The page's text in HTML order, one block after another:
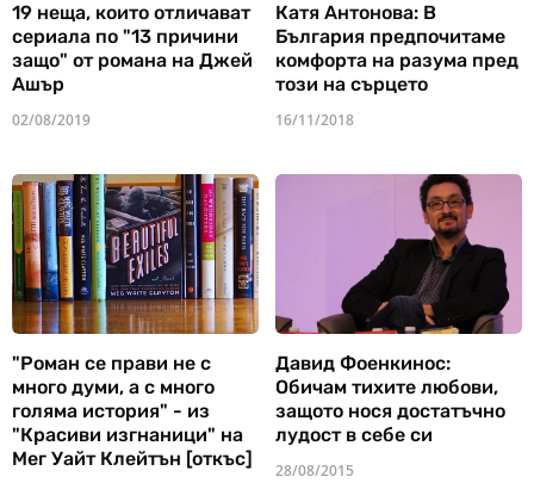
19 неща, които отличават
сериала по "13 причини
защо" от романа на Джей
Ашър
02/08/2019
Катя Антонова: В
България предпочитаме
комфорта на разума пред
този на сърцето
16/11/2018
"Роман се прави не с
много думи, а с много
голяма история" - из
"Красиви изгнаници" на
Мег Уайт Клейтън [откъс]
Давид Фоенкинос:
Обичам тихите любови,
защото нося достатъчно
лудост в себе си
28/08/2015